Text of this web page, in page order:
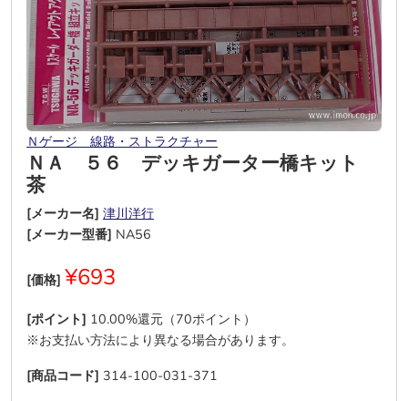
Ｎゲージ 線路・ストラクチャー
ＮＡ ５６ デッキガーター橋キット
茶
[メーカー名] 津川洋行
[メーカー型番] NA56
[価格] ¥693
[ポイント] 10.00%還元（70ポイント）
※お支払い方法により異なる場合があります。
[商品コード] 314-100-031-371